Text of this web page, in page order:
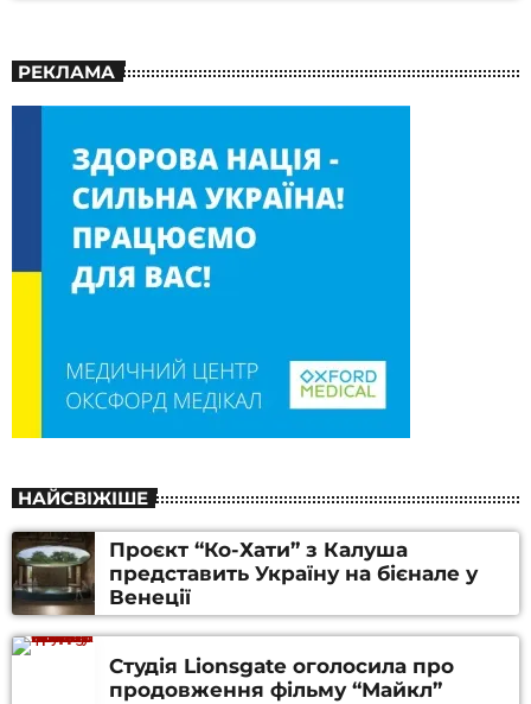
РЕКЛАМА
НАЙСВІЖІШЕ
Проєкт “Ко-Хати” з Калуша
представить Україну на бієнале у
Венеції
Студія Lionsgate оголосила про
продовження фільму “Майкл”